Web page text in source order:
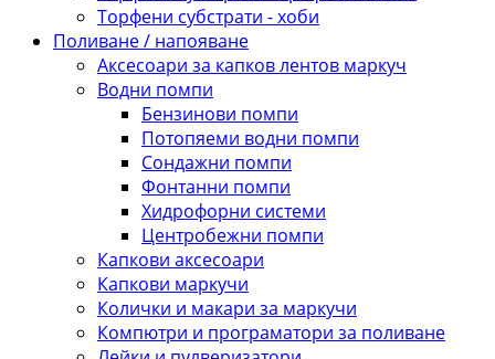
Торфени субстрати - хоби
Поливане / напояване
Аксесоари за капков лентов маркуч
Водни помпи
Бензинови помпи
Потопяеми водни помпи
Сондажни помпи
Фонтанни помпи
Хидрофорни системи
Центробежни помпи
Капкови аксесоари
Капкови маркучи
Колички и макари за маркучи
Компютри и програматори за поливане